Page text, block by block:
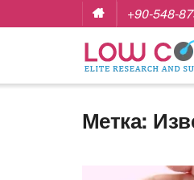
+90-548-
Метка: